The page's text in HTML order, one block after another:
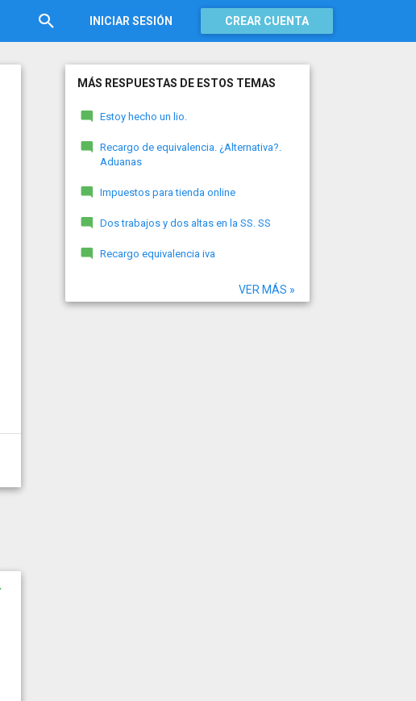
INICIAR SESIÓN CREAR CUENTA
MÁS RESPUESTAS DE ESTOS TEMAS
Estoy hecho un lio.
Recargo de equivalencia. ¿Alternativa?.
Aduanas
Impuestos para tienda online
Dos trabajos y dos altas en la SS. SS
Recargo equivalencia iva
VER MÁS »